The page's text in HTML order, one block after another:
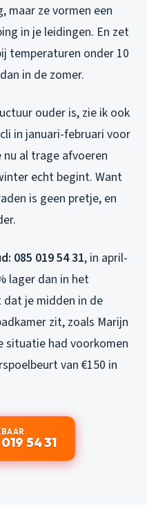
maar ze vormen een
in je leidingen. En zet
temperaturen onder 10
in de zomer.
ouder is, zie ik ook
in januari-februari voor
nu al trage afvoeren
echt begint. Want
is geen pretje, en
085 019 54 31, in april-
lager dan in het
je midden in de
zit, zoals Marijn
situatie had voorkomen
van €150 in
54 31